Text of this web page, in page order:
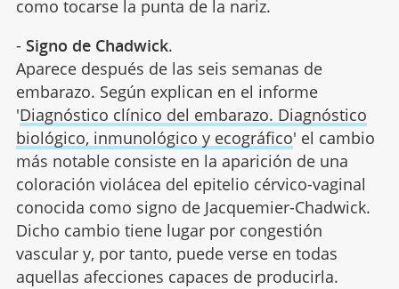
como tocarse la punta de la nariz.
- Signo de Chadwick.
Aparece después de las seis semanas de
embarazo. Según explican en el informe
'Diagnóstico clínico del embarazo. Diagnóstico
biológico, inmunológico y ecográfico' el cambio
más notable consiste en la aparición de una
coloración violácea del epitelio cérvico-vaginal
conocida como signo de Jacquemier-Chadwick.
Dicho cambio tiene lugar por congestión
vascular y, por tanto, puede verse en todas
aquellas afecciones capaces de producirla.